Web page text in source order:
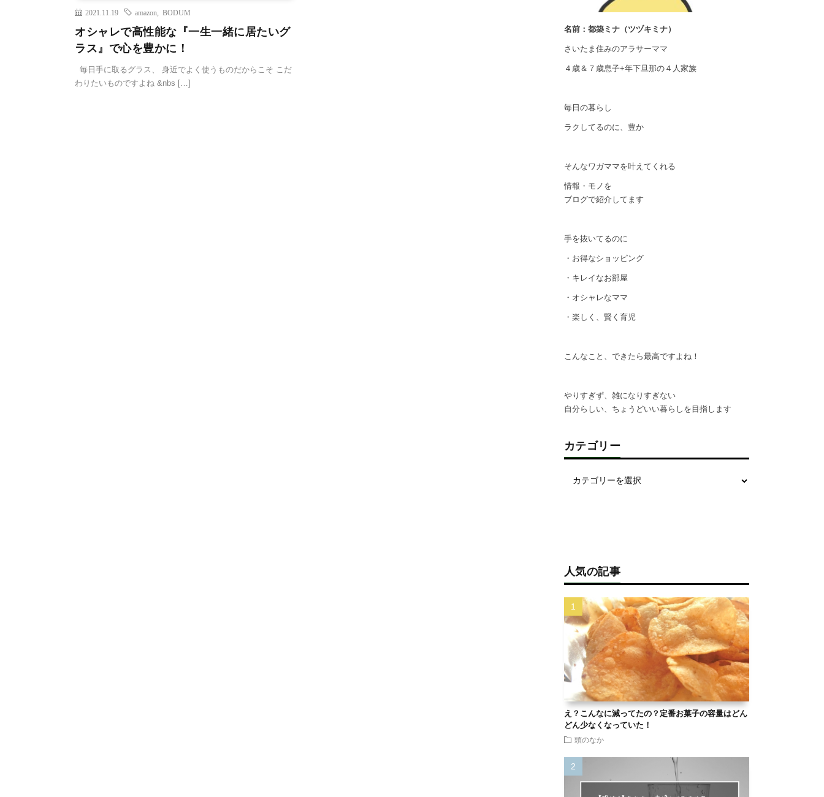
2021.11.19 amazon ,BODUM
オシャレで高性能な『一生一緒に居たいグ
ラス』で心を豊かに！
毎日手に取るグラス、 身近でよく使うものだからこそ こだ
わりたいものですよね &nbs […]
名前：都築ミナ（ツヅキミナ）
さいたま住みのアラサーママ
４歳＆７歳息子+年下旦那の４人家族
毎日の暮らし
ラクしてるのに、豊か
そんなワガママを叶えてくれる
情報・モノを
ブログで紹介してます
手を抜いてるのに
・お得なショッピング
・キレイなお部屋
・オシャレなママ
・楽しく、賢く育児
こんなこと、できたら最高ですよね！
やりすぎず、雑になりすぎない
自分らしい、ちょうどいい暮らしを目指します
カテゴリー
人気の記事
え？こんなに減ってたの？定番お菓子の容量はどん
どん少なくなっていた！
頭のなか